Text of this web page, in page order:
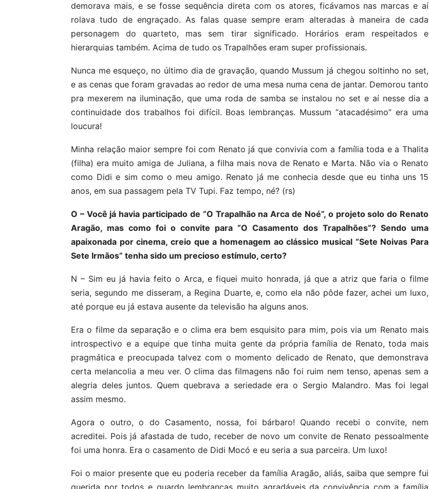
demorava mais, e se fosse sequência direta com os atores, ficávamos nas marcas e aí
rolava tudo de engraçado. As falas quase sempre eram alteradas à maneira de cada
personagem do quarteto, mas sem tirar significado. Horários eram respeitados e
hierarquias também. Acima de tudo os Trapalhões eram super profissionais.
Nunca me esqueço, no último dia de gravação, quando Mussum já chegou soltinho no set,
e as cenas que foram gravadas ao redor de uma mesa numa cena de jantar. Demorou tanto
pra mexerem na iluminação, que uma roda de samba se instalou no set e aí nesse dia a
continuidade dos trabalhos foi difícil. Boas lembranças. Mussum “atacadésimo” era uma
loucura!
Minha relação maior sempre foi com Renato já que convivia com a família toda e a Thalita
(filha) era muito amiga de Juliana, a filha mais nova de Renato e Marta. Não via o Renato
como Didi e sim como o meu amigo. Renato já me conhecia desde que eu tinha uns 15
anos, em sua passagem pela TV Tupi. Faz tempo, né? (rs)
O – Você já havia participado de “O Trapalhão na Arca de Noé”, o projeto solo do Renato
Aragão, mas como foi o convite para “O Casamento dos Trapalhões”? Sendo uma
apaixonada por cinema, creio que a homenagem ao clássico musical “Sete Noivas Para
Sete Irmãos” tenha sido um precioso estímulo, certo?
N – Sim eu já havia feito o Arca, e fiquei muito honrada, já que a atriz que faria o filme
seria, segundo me disseram, a Regina Duarte, e, como ela não pôde fazer, achei um luxo,
até porque eu já estava ausente da televisão ha alguns anos.
Era o filme da separação e o clima era bem esquisito para mim, pois via um Renato mais
introspectivo e a equipe que tinha muita gente da própria família de Renato, toda mais
pragmática e preocupada talvez com o momento delicado de Renato, que demonstrava
certa melancolia a meu ver. O clima das filmagens não foi ruim nem tenso, apenas sem a
alegria deles juntos. Quem quebrava a seriedade era o Sergio Malandro. Mas foi legal
assim mesmo.
Agora o outro, o do Casamento, nossa, foi bárbaro! Quando recebi o convite, nem
acreditei. Pois já afastada de tudo, receber de novo um convite de Renato pessoalmente
foi uma honra. Era o casamento de Didi Mocó e eu seria a sua parceira. Um luxo!
Foi o maior presente que eu poderia receber da família Aragão, aliás, saiba que sempre fui